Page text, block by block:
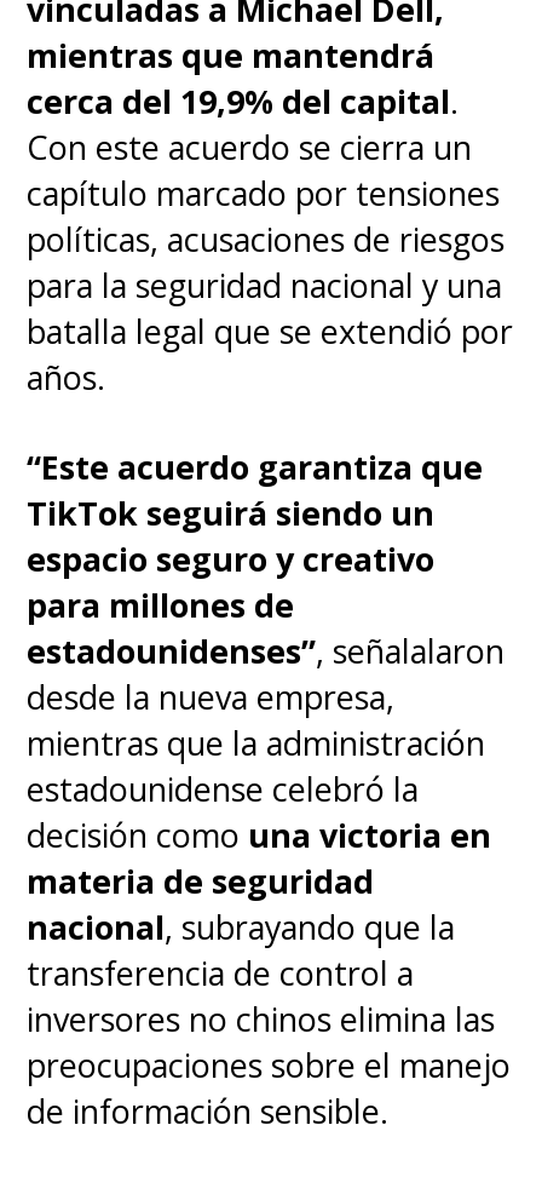
Our core mission is
simple: to help our artists
& songwriters attain their
greatest creative and
commercial potential,
which is why we must call
time out on TikTok.
Learn More:
https://t.co/yJDQ7FdgNc
pic.twitter.com/Lhluz1ez5H
— Universal Music Group (@UMG)
vinculadas a Michael Dell,
mientras que mantendrá
cerca del 19,9% del capital.
Con este acuerdo se cierra un
capítulo marcado por tensiones
políticas, acusaciones de riesgos
para la seguridad nacional y una
batalla legal que se extendió por
años.
“Este acuerdo garantiza que
TikTok seguirá siendo un
espacio seguro y creativo
para millones de
estadounidenses”, señalalaron
desde la nueva empresa,
mientras que la administración
estadounidense celebró la
decisión como una victoria en
materia de seguridad
nacional, subrayando que la
transferencia de control a
inversores no chinos elimina las
preocupaciones sobre el manejo
de información sensible.